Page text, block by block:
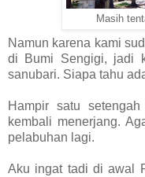
Masih
Namun karena kami
di Bumi Sengigi, jadi
sanubari. Siapa tahu
Hampir satu
kembali menerjang.
pelabuhan lagi.
Aku ingat tadi di awal